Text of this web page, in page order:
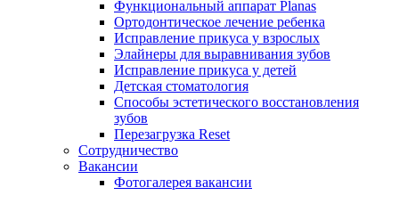
Функциональный аппарат Planas
Ортодонтическое лечение ребенка
Исправление прикуса у взрослых
Элайнеры для выравнивания зубов
Исправление прикуса у детей
Детская стоматология
Способы эстетического восстановления
зубов
Перезагрузка Reset
Сотрудничество
Вакансии
Фотогалерея вакансии